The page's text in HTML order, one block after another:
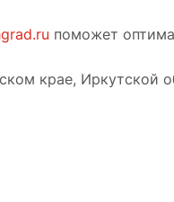
поможет
крае, Иркутской